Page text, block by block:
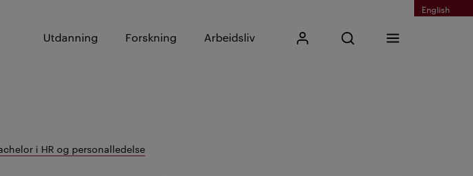
English
Utdanning Forskning Arbeidsliv Mitt KristianiaÅpne søk
Skriv inn søkefrase
Søk
Meny
i HR og personalledelse